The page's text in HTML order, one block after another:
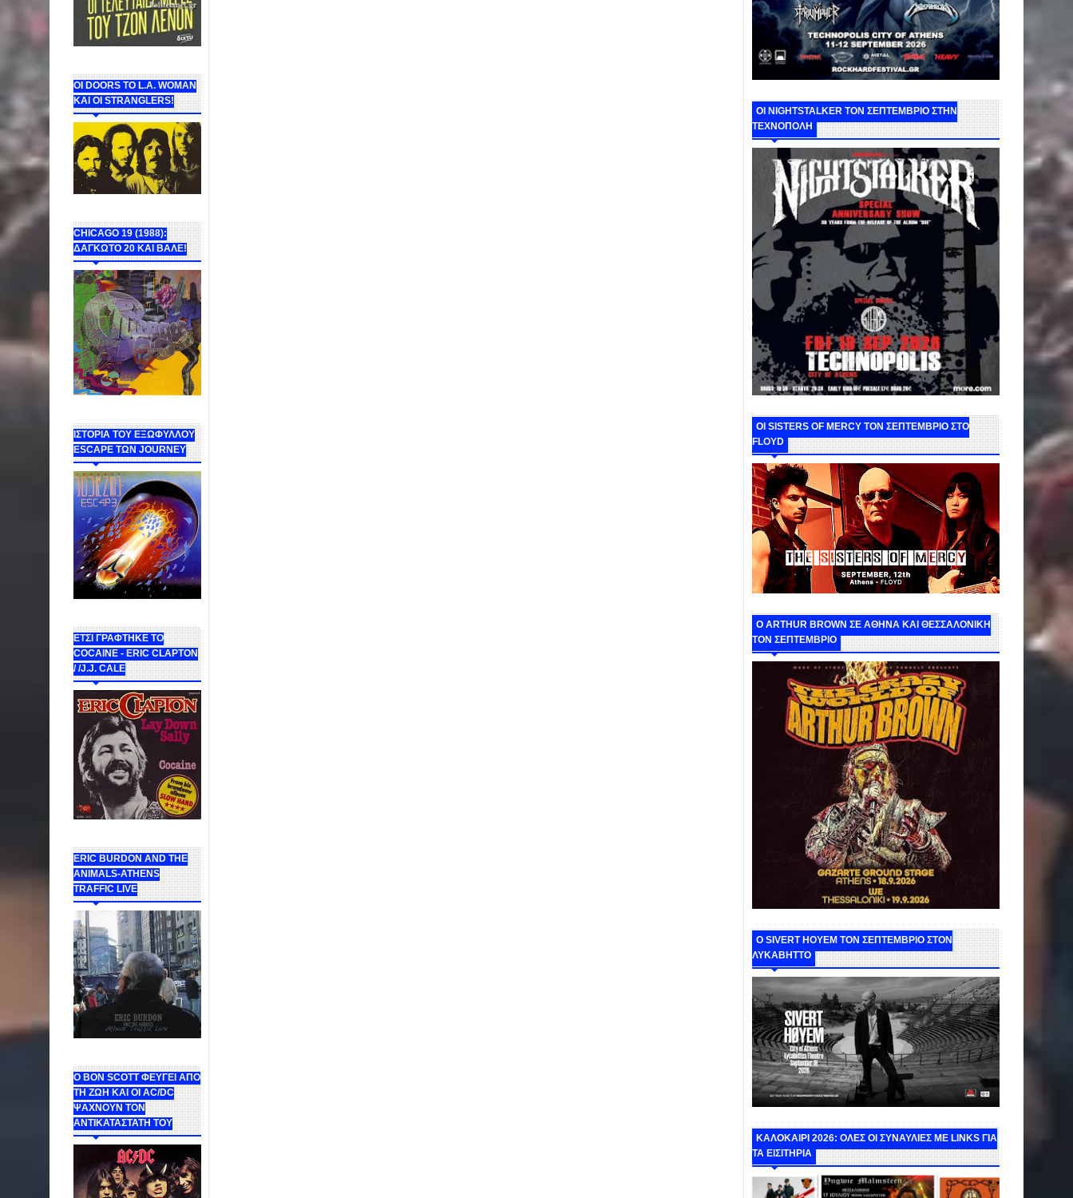
ΟΙ DOORS ΤΟ L.A. WOMAN
KAI OI STRANGLERS!
CHICAGO 19 (1988):
ΔΑΓΚΩΤΟ 20 ΚΑΙ ΒΑΛΕ!
ΙΣΤΟΡΙΑ ΤΟΥ ΕΞΩΦΥΛΛΟΥ
ESCAPE ΤΩΝ JOURNEY
ΕΤΣΙ ΓΡΑΦΤΗΚΕ ΤΟ
COCAINE - ERIC CLAPTON
/ /J.J. CALE
ERIC BURDON AND THE
ANIMALS-ATHENS
TRAFFIC LIVE
Ο BON SCOTT ΦΕΥΓΕΙ ΑΠΟ
ΤΗ ΖΩΗ ΚΑΙ ΟΙ AC/DC
ΨΑΧΝΟΥΝ ΤΟΝ
ΑΝΤΙΚΑΤΑΣΤΑΤΗ ΤΟΥ
ΟΙ NIGHTSTALKER ΤΟΝ ΣΕΠΤΕΜΒΡΙΟ ΣΤΗΝ
ΤΕΧΝΟΠΟΛΗ
ΟΙ SISTERS OF MERCY ΤΟΝ ΣΕΠΤΕΜΒΡΙΟ ΣΤΟ
FLOYD
O ARTHUR BROWN ΣΕ ΑΘΗΝΑ ΚΑΙ ΘΕΣΣΑΛΟΝΙΚΗ
ΤΟΝ ΣΕΠΤΕΜΒΡΙΟ
Ο SIVERT HOYEM ΤΟΝ ΣΕΠΤΕΜΒΡΙΟ ΣΤΟΝ
ΛΥΚΑΒΗΤΤΟ
ΚΑΛΟΚΑΙΡΙ 2026: ΟΛΕΣ ΟΙ ΣΥΝΑΥΛΙΕΣ ΜΕ LINKS ΓΙΑ
ΤΑ ΕΙΣΙΤΗΡΙΑ